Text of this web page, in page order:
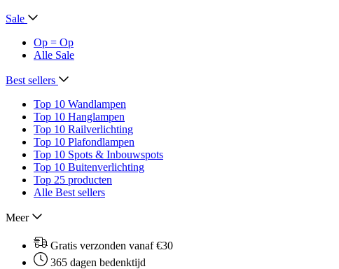
Sale
Op = Op
Alle Sale
Best sellers
Top 10 Wandlampen
Top 10 Hanglampen
Top 10 Railverlichting
Top 10 Plafondlampen
Top 10 Spots & Inbouwspots
Top 10 Buitenverlichting
Top 25 producten
Alle Best sellers
Meer
Gratis verzonden vanaf €30
365 dagen bedenktijd